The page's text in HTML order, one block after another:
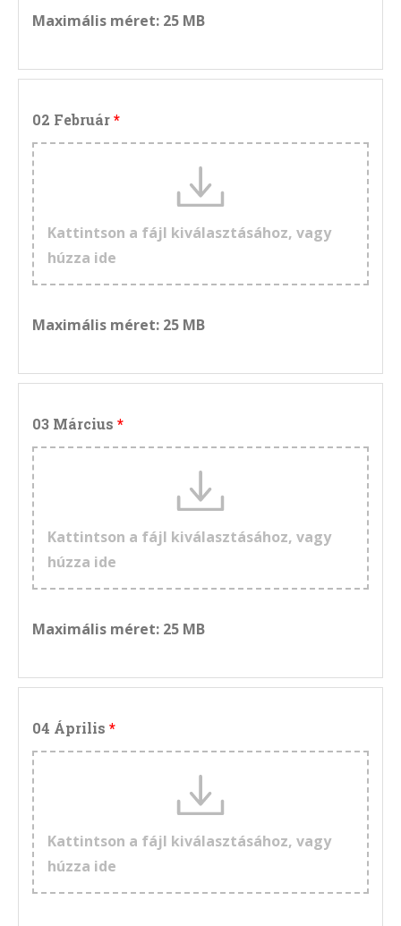
Maximális méret: 25 MB
02 Február
Kattintson a fájl kiválasztásához, vagy
húzza ide
Maximális méret: 25 MB
03 Március
Kattintson a fájl kiválasztásához, vagy
húzza ide
Maximális méret: 25 MB
04 Április
Kattintson a fájl kiválasztásához, vagy
húzza ide